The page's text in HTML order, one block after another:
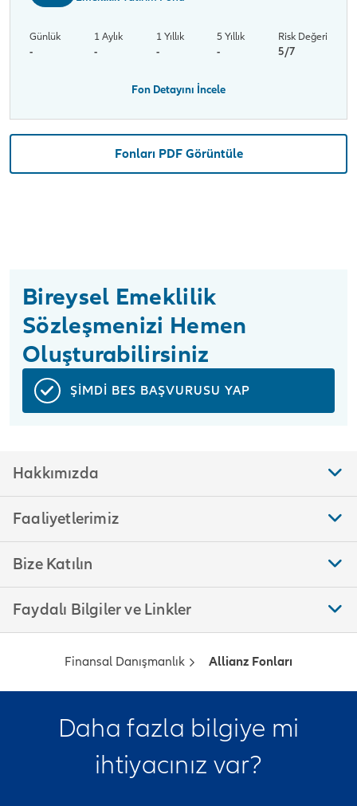
Günlük
-
1 Aylık
-
1 Yıllık
-
5 Yıllık
-
Risk Değeri
5/7
Fon Detayını İncele
Fonları PDF Görüntüle
Bireysel Emeklilik
Sözleşmenizi Hemen
Oluşturabilirsiniz
ŞİMDİ BES BAŞVURUSU YAP
Hakkımızda
Faaliyetlerimiz
Bize Katılın
Faydalı Bilgiler ve Linkler
Finansal Danışmanlık Allianz Fonları
Daha fazla bilgiye mi
ihtiyacınız var?